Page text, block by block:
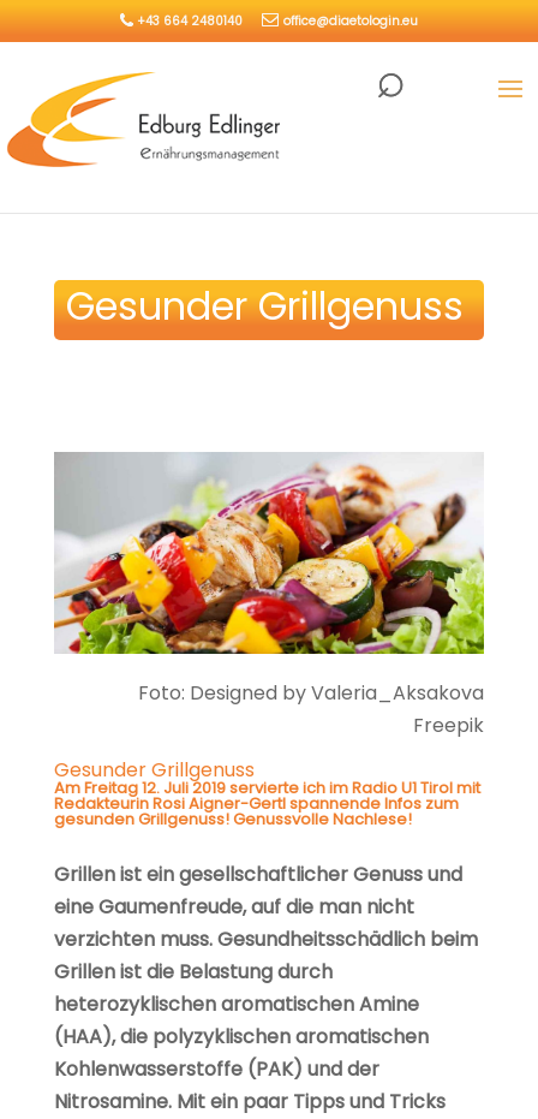
+43 664 2480140 office@diaetologin.eu
Gesunder Grillgenuss
Foto: Designed by Valeria_Aksakova
Freepik
Gesunder Grillgenuss
Am Freitag 12. Juli 2019 servierte ich im Radio U1 Tirol mit
Redakteurin Rosi Aigner-Gertl spannende Infos zum
gesunden Grillgenuss! Genussvolle Nachlese!
Grillen ist ein gesellschaftlicher Genuss und
eine Gaumenfreude, auf die man nicht
verzichten muss. Gesundheitsschädlich beim
Grillen ist die Belastung durch
heterozyklischen aromatischen Amine
(HAA), die polyzyklischen aromatischen
Kohlenwasserstoffe (PAK) und der
Nitrosamine. Mit ein paar Tipps und Tricks